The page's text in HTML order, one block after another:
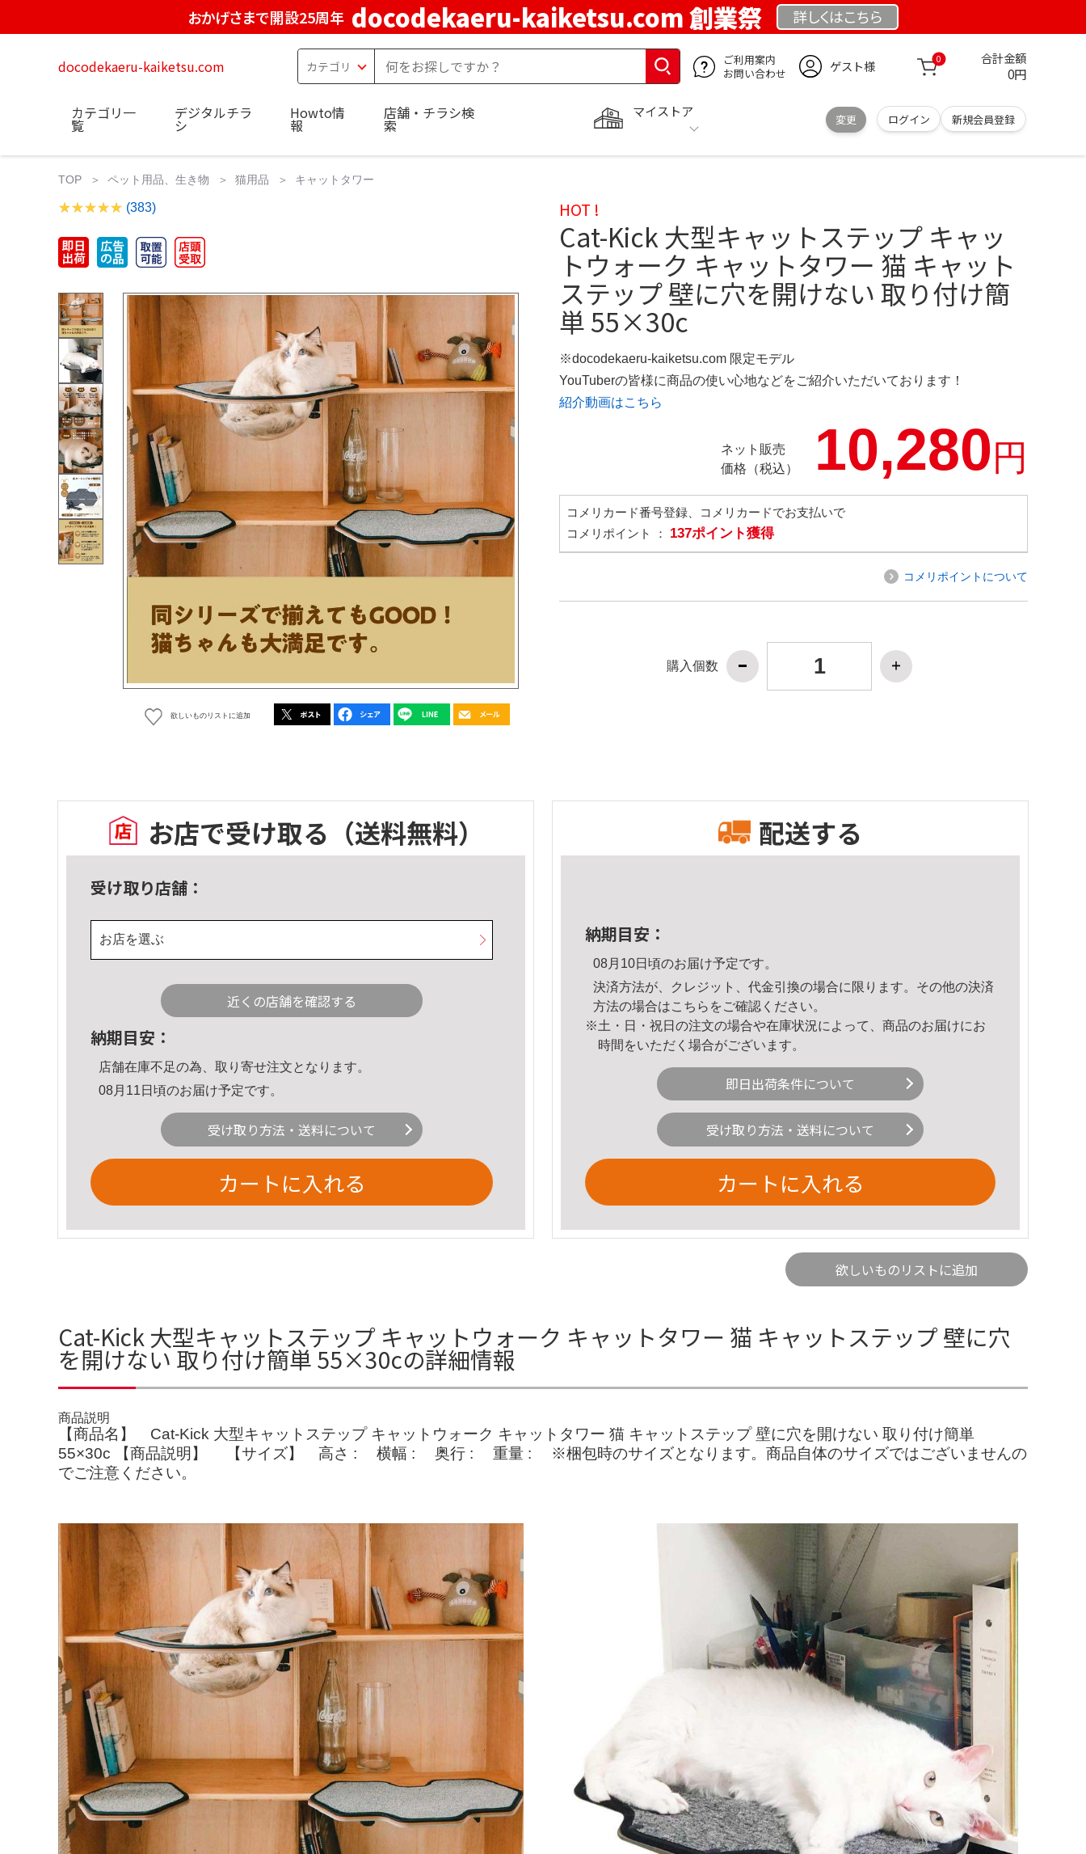
おかげさまで開設25周年 docodekaeru-kaiketsu.com 創業祭 詳しくはこちら
docodekaeru-kaiketsu.com
ご利用案内
お問い合わせ
ゲスト様 0 合計金額
0円
マイストア
変更 ログイン 新規会員登録
カテゴリ一
覧
デジタルチラ
シ
Howto情
報
店舗・チラシ検
索
TOP ペット用品、生き物 猫用品 キャットタワー
(383)
欲しいものリストに追加
HOT !
Cat-Kick 大型キャットステップ キャッ
トウォーク キャットタワー 猫 キャット
ステップ 壁に穴を開けない 取り付け簡
単 55×30c
※docodekaeru-kaiketsu.com 限定モデル
YouTuberの皆様に商品の使い心地などをご紹介いただいております！
紹介動画はこちら
ネット販売
価格（税込）
10,280円
コメリカード番号登録、コメリカードでお支払いで
コメリポイント ： 137ポイント獲得
コメリポイントについて
購入個数
お店で受け取る （送料無料）
受け取り店舗：
お店を選ぶ
近くの店舗を確認する
納期目安：
店舗在庫不足の為、取り寄せ注文となります。
08月11日頃のお届け予定です。
受け取り方法・送料について
カートに入れる
配送する
納期目安：
08月10日頃のお届け予定です。
決済方法が、クレジット、代金引換の場合に限ります。その他の決済
方法の場合はこちら をご確認ください。
※土・日・祝日の注文の場合や在庫状況によって、商品のお届けにお
時間をいただく場合がございます。
即日出荷条件について
受け取り方法・送料について
カートに入れる
欲しいものリストに追加
Cat-Kick 大型キャットステップ キャットウォーク キャットタワー 猫 キャットステップ 壁に穴
を開けない 取り付け簡単 55×30cの詳細情報
商品説明
【商品名】 Cat-Kick 大型キャットステップ キャットウォーク キャットタワー 猫 キャットステップ 壁に穴を開けない 取り付け簡単
55×30c 【商品説明】 【サイズ】 高さ : 横幅 : 奥行 : 重量 : ※梱包時のサイズとなります。商品自体のサイズではございませんの
でご注意ください。